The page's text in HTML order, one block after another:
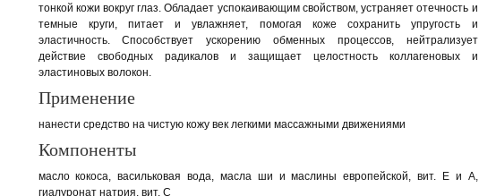
тонкой кожи вокруг глаз. Обладает успокаивающим свойством, устраняет отечность и
темные круги, питает и увлажняет, помогая коже сохранить упругость и
эластичность. Способствует ускорению обменных процессов, нейтрализует
действие свободных радикалов и защищает целостность коллагеновых и
эластиновых волокон.
Применение
нанести средство на чистую кожу век легкими массажными движениями
Компоненты
масло кокоса, васильковая вода, масла ши и маслины европейской, вит. Е и А,
гиалуронат натрия, вит. С